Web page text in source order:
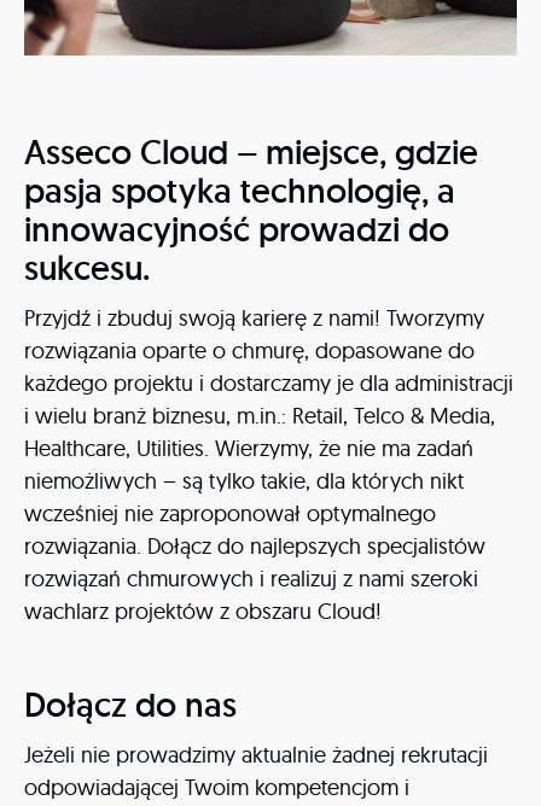
Asseco Cloud – miejsce, gdzie
pasja spotyka technologię, a
innowacyjność prowadzi do
sukcesu.
Przyjdź i zbuduj swoją karierę z nami! Tworzymy
rozwiązania oparte o chmurę, dopasowane do
każdego projektu i dostarczamy je dla administracji
i wielu branż biznesu, m.in.: Retail, Telco & Media,
Healthcare, Utilities. Wierzymy, że nie ma zadań
niemożliwych – są tylko takie, dla których nikt
wcześniej nie zaproponował optymalnego
rozwiązania. Dołącz do najlepszych specjalistów
rozwiązań chmurowych i realizuj z nami szeroki
wachlarz projektów z obszaru Cloud!
Dołącz do nas
Jeżeli nie prowadzimy aktualnie żadnej rekrutacji
odpowiadającej Twoim kompetencjom i